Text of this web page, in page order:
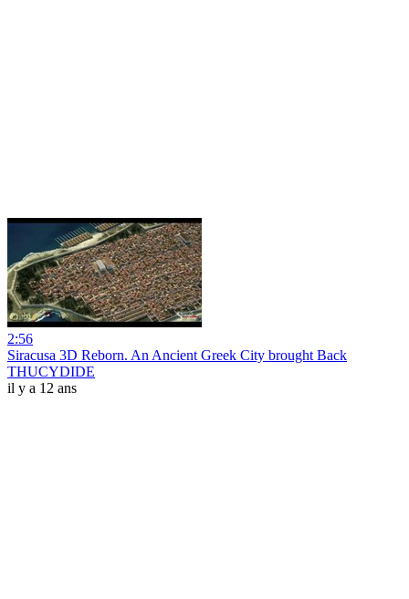
2:56
Siracusa 3D Reborn. An Ancient Greek City brought Back
THUCYDIDE
il y a 12 ans